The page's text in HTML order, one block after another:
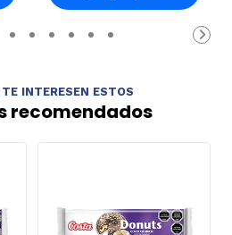
Carro
TE INTERESEN ESTOS
recomendados